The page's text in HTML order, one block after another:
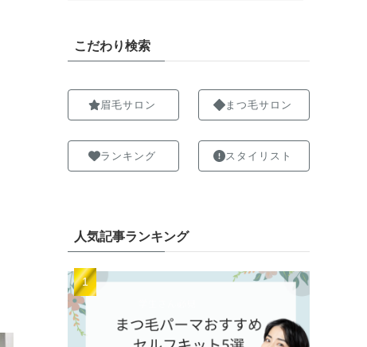
こだわり検索
眉毛サロン
ランキング
まつ毛サロン
スタイリスト
人気記事ランキング